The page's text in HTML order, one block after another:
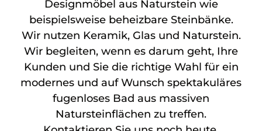
Designmöbel aus Naturstein wie
beispielsweise beheizbare Steinbänke.
Wir nutzen Keramik, Glas und Naturstein.
Wir begleiten, wenn es darum geht, Ihre
Kunden und Sie die richtige Wahl für ein
modernes und auf Wunsch spektakuläres
fugenloses Bad aus massiven
Natursteinflächen zu treffen.